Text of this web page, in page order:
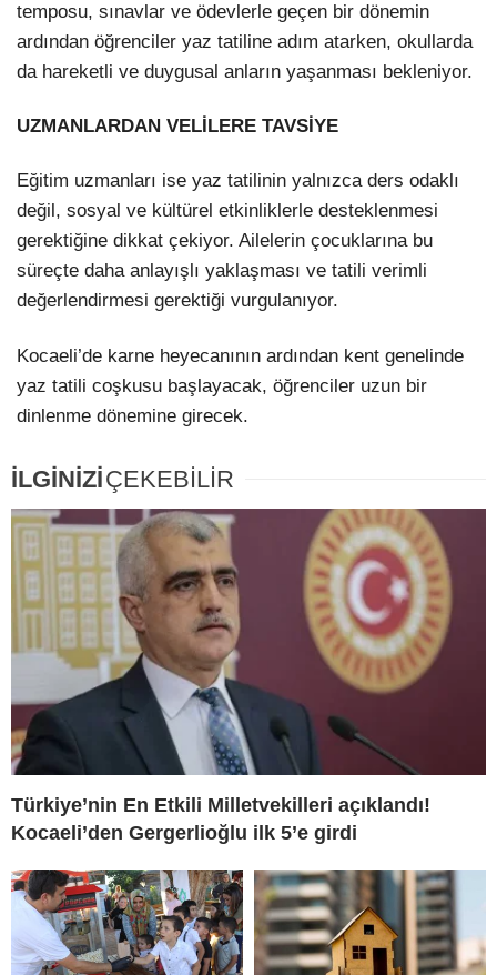
temposu, sınavlar ve ödevlerle geçen bir dönemin
ardından öğrenciler yaz tatiline adım atarken, okullarda
da hareketli ve duygusal anların yaşanması bekleniyor.
UZMANLARDAN VELİLERE TAVSİYE
Eğitim uzmanları ise yaz tatilinin yalnızca ders odaklı
değil, sosyal ve kültürel etkinliklerle desteklenmesi
gerektiğine dikkat çekiyor. Ailelerin çocuklarına bu
süreçte daha anlayışlı yaklaşması ve tatili verimli
değerlendirmesi gerektiği vurgulanıyor.
Kocaeli’de karne heyecanının ardından kent genelinde
yaz tatili coşkusu başlayacak, öğrenciler uzun bir
dinlenme dönemine girecek.
İLGİNİZİÇEKEBİLİR
Türkiye’nin En Etkili Milletvekilleri açıklandı!
Kocaeli’den Gergerlioğlu ilk 5’e girdi